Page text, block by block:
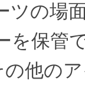
ツの場
を保管
他の